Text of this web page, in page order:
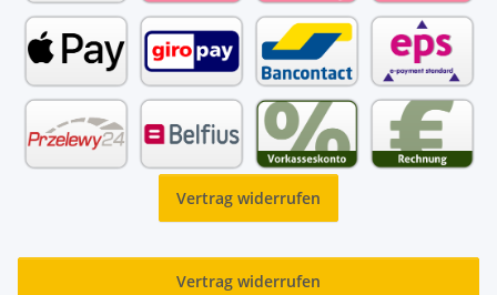
Vertrag widerrufen
Vertrag widerrufen